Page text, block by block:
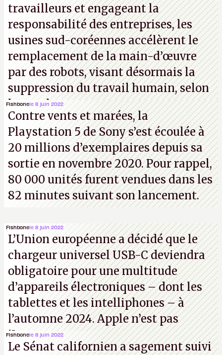
travailleurs et engageant la
responsabilité des entreprises, les
usines sud-coréennes accélèrent le
remplacement de la main-d’œuvre
par des robots, visant désormais la
suppression du travail humain, selon
les analystes.
Fishbonele 8 juin 2022
Contre vents et marées, la
Playstation 5 de Sony s’est écoulée à
20 millions d’exemplaires depuis sa
sortie en novembre 2020. Pour rappel,
80 000 unités furent vendues dans les
82 minutes suivant son lancement.
Fishbonele 8 juin 2022
L’Union européenne a décidé que le
chargeur universel USB-C deviendra
obligatoire pour une multitude
d’appareils électroniques – dont les
tablettes et les intelliphones – à
l’automne 2024. Apple n’est pas
iJouasse.
Fishbonele 8 juin 2022
Le Sénat californien a sagement suivi